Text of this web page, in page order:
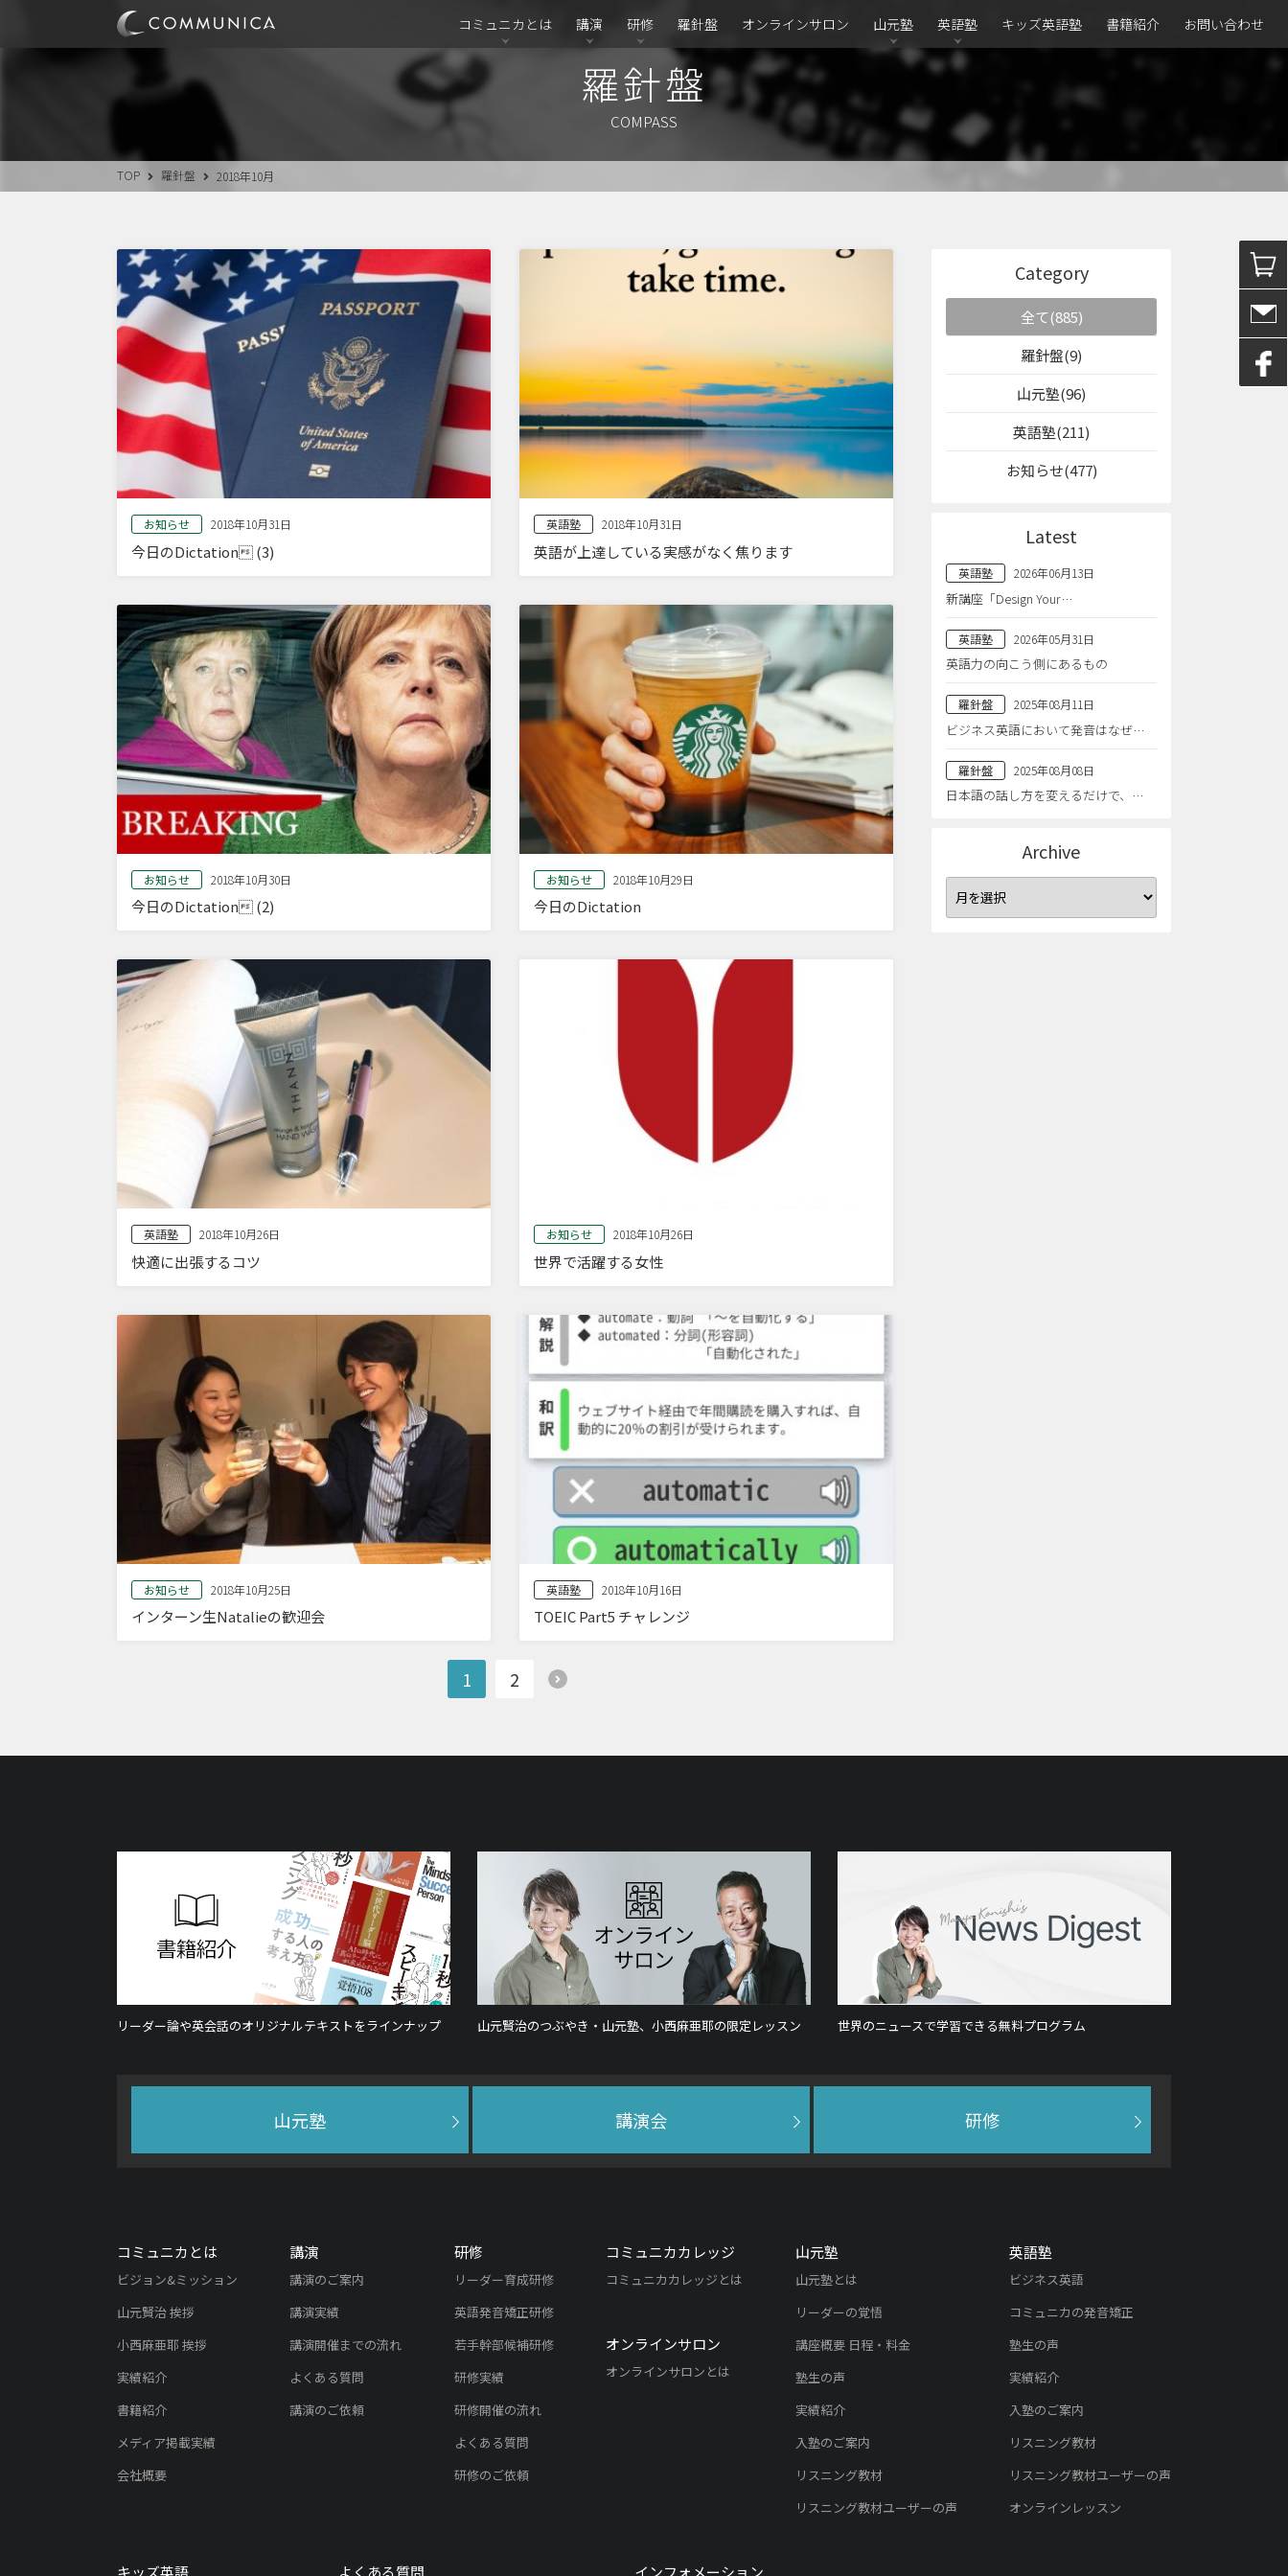
コミュニカとは 講演 研修 羅針盤 オンラインサロン 山元塾 英語塾 キッズ英語塾 書籍紹介 お問い合わせ
羅針盤
COMPASS
TOP 羅針盤 2018年10月
お知らせ 2018年10月31日
今日のDictation (3)
英語塾 2018年10月31日
英語が上達している実感がなく焦ります
お知らせ 2018年10月30日
今日のDictation (2)
お知らせ 2018年10月29日
今日のDictation
英語塾 2018年10月26日
快適に出張するコツ
お知らせ 2018年10月26日
世界で活躍する女性
お知らせ 2018年10月25日
インターン生Natalieの歓迎会
英語塾 2018年10月16日
TOEIC Part5 チャレンジ
1 2
Category
全て(885)
羅針盤(9)
山元塾(96)
英語塾(211)
お知らせ(477)
Latest
英語塾 2026年06月13日
新講座「Design Your…
英語塾 2026年05月31日
英語力の向こう側にあるもの
羅針盤 2025年08月11日
ビジネス英語において発音はなぜ…
羅針盤 2025年08月08日
日本語の話し方を変えるだけで、…
Archive
リーダー論や英会話のオリジナルテキストをラインナップ 山元賢治のつぶやき・山元塾、小西麻亜耶の限定レッスン 世界のニュースで学習できる無料プログラム
山元塾 講演会 研修
コミュニカとは
ビジョン&ミッション
山元賢治 挨拶
小西麻亜耶 挨拶
実績紹介
書籍紹介
メディア掲載実績
会社概要
講演
講演のご案内
講演実績
講演開催までの流れ
よくある質問
講演のご依頼
研修
リーダー育成研修
英語発音矯正研修
若手幹部候補研修
研修実績
研修開催の流れ
よくある質問
研修のご依頼
コミュニカカレッジ
コミュニカカレッジとは
オンラインサロン
オンラインサロンとは
山元塾
山元塾とは
リーダーの覚悟
講座概要 日程・料金
塾生の声
実績紹介
入塾のご案内
リスニング教材
リスニング教材ユーザーの声
英語塾
ビジネス英語
コミュニカの発音矯正
塾生の声
実績紹介
入塾のご案内
リスニング教材
リスニング教材ユーザーの声
オンラインレッスン
キッズ英語 よくある質問 インフォメーション